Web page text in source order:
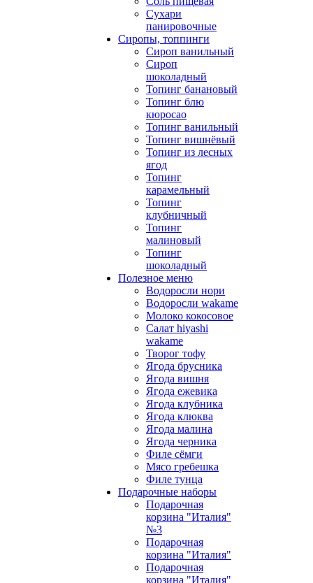
Сухари
панировочные
Сиропы, топпинги
Сироп ванильный
Сироп
шоколадный
Топинг банановый
Топинг блю
кюросао
Топинг ванильный
Топинг вишнёвый
Топинг из лесных
ягод
Топинг
карамельный
Топинг
клубничный
Топинг
малиновый
Топинг
шоколадный
Полезное меню
Водоросли нори
Водоросли wakame
Молоко кокосовое
Салат hiyashi
wakame
Творог тофу
Ягода брусника
Ягода вишня
Ягода ежевика
Ягода клубника
Ягода клюква
Ягода малина
Ягода черника
Филе сёмги
Мясо гребешка
Филе тунца
Подарочные наборы
Подарочная
корзина "Италия"
№3
Подарочная
корзина "Италия"
Подарочная
корзина "Италия"